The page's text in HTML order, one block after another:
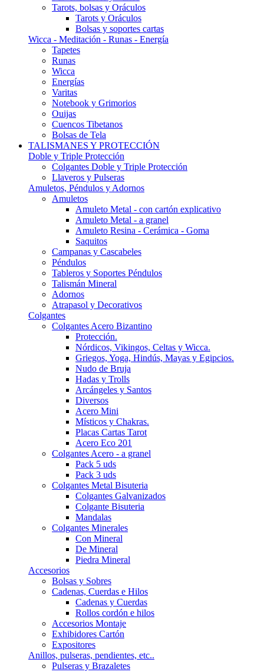
Tarots, bolsas y Oráculos
Tarots y Oráculos
Bolsas y soportes cartas
Wicca - Meditación - Runas - Energía
Tapetes
Runas
Wicca
Energías
Varitas
Notebook y Grimorios
Ouijas
Cuencos Tibetanos
Bolsas de Tela
TALISMANES Y PROTECCIÓN
Doble y Triple Protección
Colgantes Doble y Triple Protección
Llaveros y Pulseras
Amuletos, Péndulos y Adornos
Amuletos
Amuleto Metal - con cartón explicativo
Amuleto Metal - a granel
Amuleto Resina - Cerámica - Goma
Saquitos
Campanas y Cascabeles
Péndulos
Tableros y Soportes Péndulos
Talismán Mineral
Adornos
Atrapasol y Decorativos
Colgantes
Colgantes Acero Bizantino
Protección.
Nórdicos, Vikingos, Celtas y Wicca.
Griegos, Yoga, Hindús, Mayas y Egipcios.
Nudo de Bruja
Hadas y Trolls
Arcángeles y Santos
Diversos
Acero Mini
Místicos y Chakras.
Placas Cartas Tarot
Acero Eco 201
Colgantes Acero - a granel
Pack 5 uds
Pack 3 uds
Colgantes Metal Bisuteria
Colgantes Galvanizados
Colgante Bisuteria
Mandalas
Colgantes Minerales
Con Mineral
De Mineral
Piedra Mineral
Accesorios
Bolsas y Sobres
Cadenas, Cuerdas e Hilos
Cadenas y Cuerdas
Rollos cordón e hilos
Accesorios Montaje
Exhibidores Cartón
Expositores
Anillos, pulseras, pendientes, etc..
Pulseras y Brazaletes